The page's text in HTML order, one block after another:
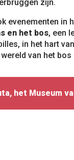
zijn.
evenementen in
en het bos, een
in het hart
van het bos
het Museum